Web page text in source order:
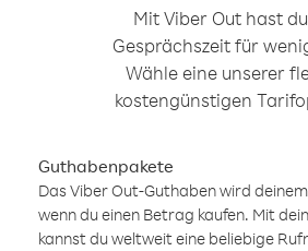
Mit Viber Out hast
Gesprächszeit für
Wähle eine unserer
kostengünstigen
Guthabenpakete
Das Viber Out-Guthaben wird
wenn du einen Betrag kaufen. Mit
kannst du weltweit eine beliebige